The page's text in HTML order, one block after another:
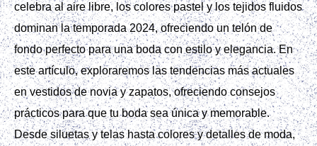
celebra al aire libre, los colores pastel y los tejidos fluidos
dominan la temporada 2024, ofreciendo un telón de
fondo perfecto para una boda con estilo y elegancia. En
este artículo, exploraremos las tendencias más actuales
en vestidos de novia y zapatos, ofreciendo consejos
prácticos para que tu boda sea única y memorable.
Desde siluetas y telas hasta colores y detalles de moda,